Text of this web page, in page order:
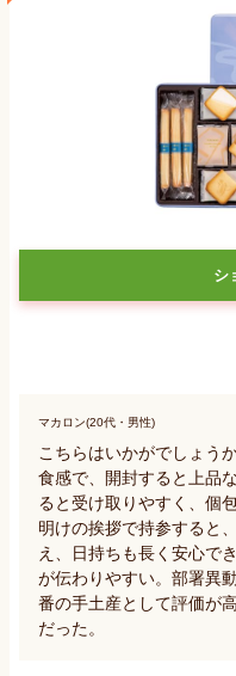
シ
マカロン(20代・男性)
こちらはいかがでしょう
食感で、開封すると上品
ると受け取りやすく、個
明けの挨拶で持参すると
え、日持ちも長く安心で
が伝わりやすい。部署異
番の手土産として評価が
だった。